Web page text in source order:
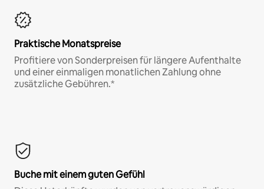
Praktische Monatspreise
Profitiere von Sonderpreisen für längere Aufenthalte
und einer einmaligen monatlichen Zahlung ohne
zusätzliche Gebühren.*
Buche mit einem guten Gefühl